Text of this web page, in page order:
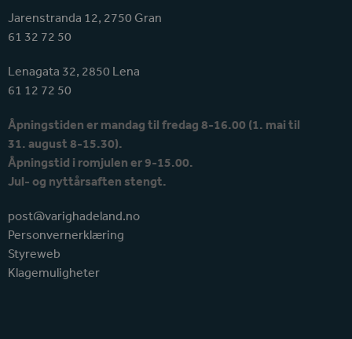
Jarenstranda 12, 2750 Gran
61 32 72 50
Lenagata 32, 2850 Lena
61 12 72 50
Åpningstiden er mandag til fredag 8-16.00 (1. mai til
31. august 8-15.30).
Åpningstid i romjulen er 9-15.00.
Jul- og nyttårsaften stengt.
post@varighadeland.no
Personvernerklæring
Styreweb
Klagemuligheter